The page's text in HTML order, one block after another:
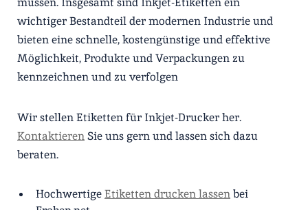
wichtiger Bestandteil der modernen Industrie und
bieten eine schnelle, kostengünstige und effektive
Möglichkeit, Produkte und Verpackungen zu
kennzeichnen und zu verfolgen
Wir stellen Etiketten für Inkjet-Drucker her.
KontaktierenSie uns gern und lassen sich dazu
beraten.
HochwertigeEtiketten drucken lassenbei